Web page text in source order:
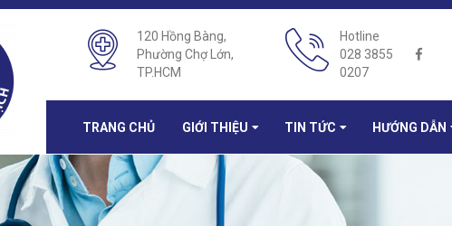
120 Hồng Bàng,
Phường Chợ Lớn,
TP.HCM
Hotline
028 3855
0207
TRANG CHỦ GIỚI THIỆU TIN TỨC HƯỚNG DẪN